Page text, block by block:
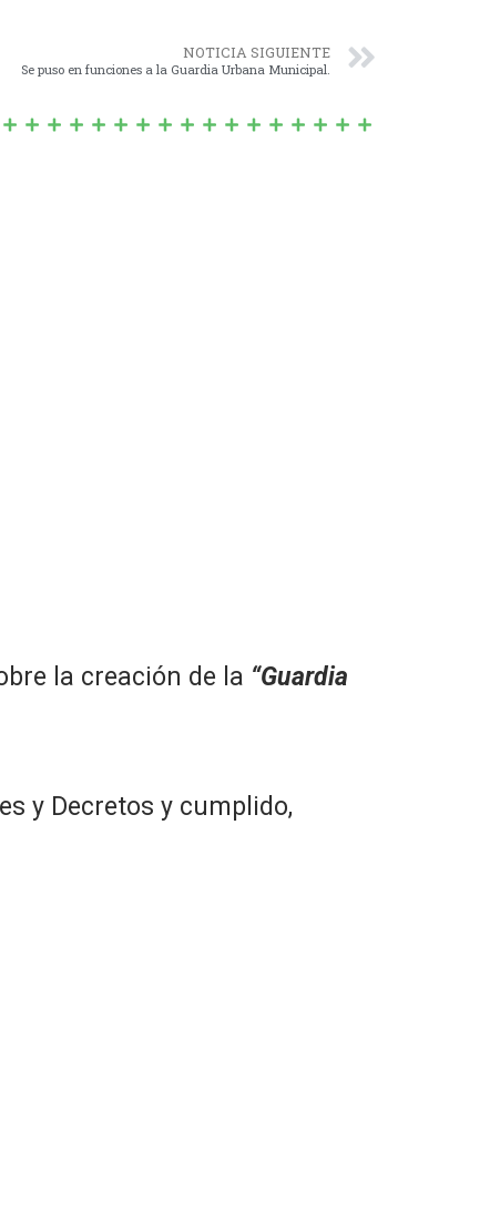
NOTICIA SIGUIENTE
Se puso en funciones a la Guardia Urbana Municipal.
la creación de la “Guardia
y Decretos y cumplido,